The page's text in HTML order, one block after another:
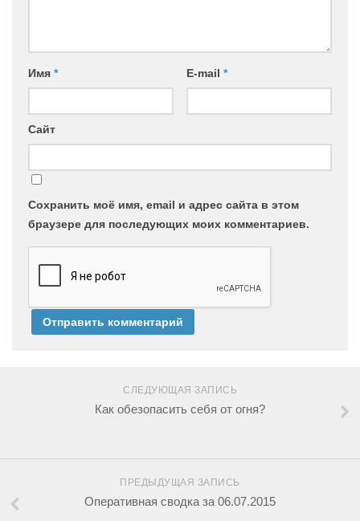
Имя * E-mail *
Сайт
Сохранить моё имя, email и адрес сайта в этом
браузере для последующих моих комментариев.
СЛЕДУЮЩАЯ ЗАПИСЬ
Как обезопасить себя от огня?
ПРЕДЫДУЩАЯ ЗАПИСЬ
Оперативная сводка за 06.07.2015